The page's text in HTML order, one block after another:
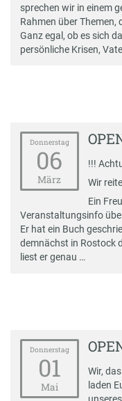
sprechen wir in einem
Rahmen über Themen,
Ganz egal, ob es sich
persönliche Krisen,
Donnerstag
06
März
!!!
Wir
Ein
Veranstaltungsinfo
Er hat ein Buch
demnächst in Rostock
liest er genau …
Donnerstag
01
Mai
Wir,
laden